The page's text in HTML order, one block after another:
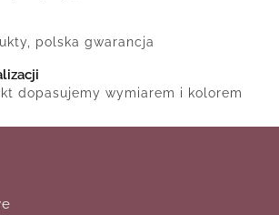
polska gwarancja
dopasujemy wymiarem i kolorem